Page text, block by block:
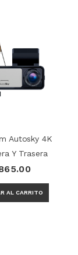
Autosky 4K
Y Trasera